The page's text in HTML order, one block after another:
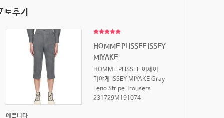
토후기
HOMME PLISSEE ISSEY
MIYAKE
HOMME PLISSEE 이세이
미야케 ISSEY MIYAKE Gray
Leno Stripe Trousers
231729M191074
예쁩니다